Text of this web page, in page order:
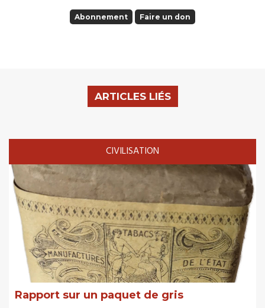
Abonnement Faire un don
ARTICLES LIÉS
CIVILISATION
Rapport sur un paquet de gris